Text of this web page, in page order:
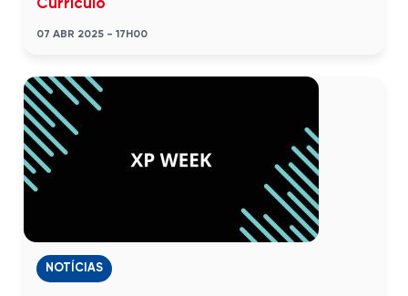
Currículo
07 ABR 2025 - 17H00
NOTÍCIAS